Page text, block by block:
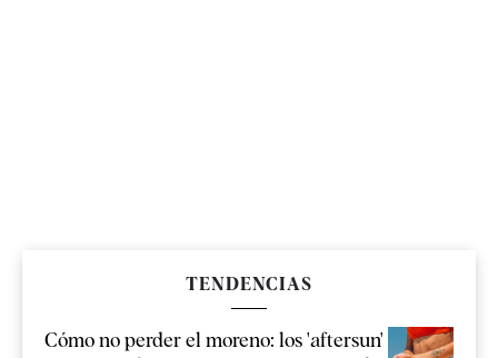
TENDENCIAS
Cómo no perder el moreno: los 'aftersun'